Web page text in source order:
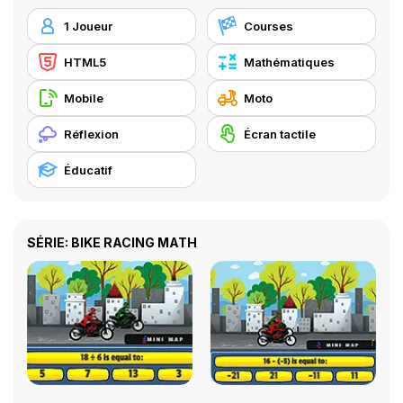
1 Joueur Courses
HTML5 Mathématiques
Mobile Moto
Réflexion Écran tactile
Éducatif
SÉRIE: BIKE RACING MATH